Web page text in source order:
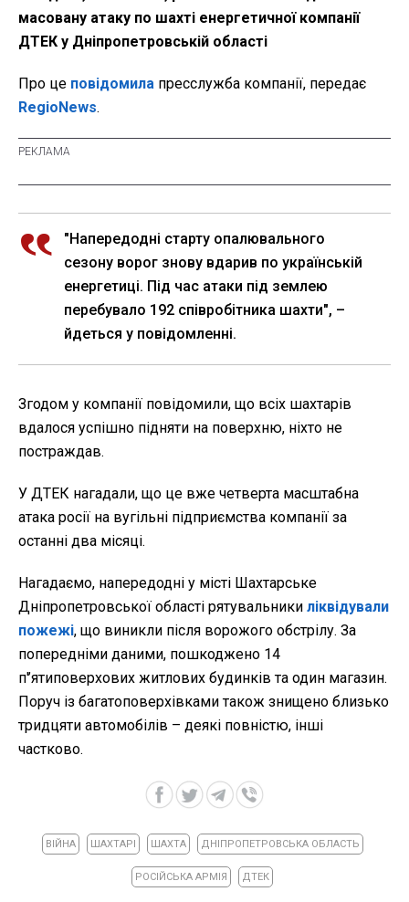
масовану атаку по шахті енергетичної компанії
ДТЕК у Дніпропетровській області
Про це повідомила пресслужба компанії, передає
RegioNews.
"Напередодні старту опалювального
сезону ворог знову вдарив по українській
енергетиці. Під час атаки під землею
перебувало 192 співробітника шахти", –
йдеться у повідомленні.
Згодом у компанії повідомили, що всіх шахтарів
вдалося успішно підняти на поверхню, ніхто не
постраждав.
У ДТЕК нагадали, що це вже четверта масштабна
атака росії на вугільні підприємства компанії за
останні два місяці.
Нагадаємо, напередодні у місті Шахтарське
Дніпропетровської області рятувальники ліквідували
пожежі, що виникли після ворожого обстрілу. За
попередніми даними, пошкоджено 14
п'’ятиповерхових житлових будинків та один магазин.
Поруч із багатоповерхівками також знищено близько
тридцяти автомобілів – деякі повністю, інші
частково.
ВІЙНА ШАХТАРІ ШАХТА ДНІПРОПЕТРОВСЬКА ОБЛАСТЬ
РОСІЙСЬКА АРМІЯ ДТЕК